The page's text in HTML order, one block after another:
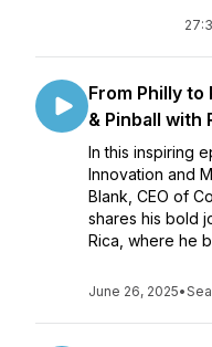
From Philly to
& Pinball with
In this inspiring
Innovation and
Blank, CEO of
shares his bold
Rica, where he
June 26, 2025•